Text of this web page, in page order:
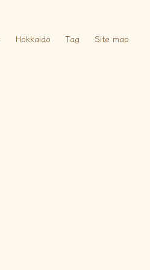
Hokkaido Tag Site map